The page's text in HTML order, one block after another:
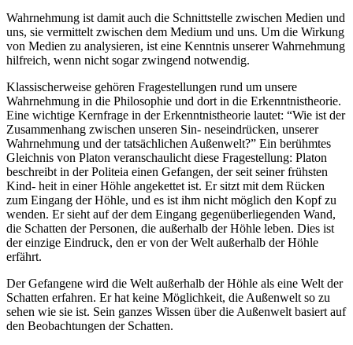
Wahrnehmung ist damit auch die Schnittstelle zwischen Medien und
uns, sie vermittelt zwischen dem Medium und uns. Um die Wirkung
von Medien zu analysieren, ist eine Kenntnis unserer Wahrnehmung
hilfreich, wenn nicht sogar zwingend notwendig.
Klassischerweise gehören Fragestellungen rund um unsere
Wahrnehmung in die Philosophie und dort in die Erkenntnistheorie.
Eine wichtige Kernfrage in der Erkenntnistheorie lautet: “Wie ist der
Zusammenhang zwischen unseren Sin- neseindrücken, unserer
Wahrnehmung und der tatsächlichen Außenwelt?” Ein berühmtes
Gleichnis von Platon veranschaulicht diese Fragestellung: Platon
beschreibt in der Politeia einen Gefangen, der seit seiner frühsten
Kind- heit in einer Höhle angekettet ist. Er sitzt mit dem Rücken
zum Eingang der Höhle, und es ist ihm nicht möglich den Kopf zu
wenden. Er sieht auf der dem Eingang gegenüberliegenden Wand,
die Schatten der Personen, die außerhalb der Höhle leben. Dies ist
der einzige Eindruck, den er von der Welt außerhalb der Höhle
erfährt.
Der Gefangene wird die Welt außerhalb der Höhle als eine Welt der
Schatten erfahren. Er hat keine Möglichkeit, die Außenwelt so zu
sehen wie sie ist. Sein ganzes Wissen über die Außenwelt basiert auf
den Beobachtungen der Schatten.